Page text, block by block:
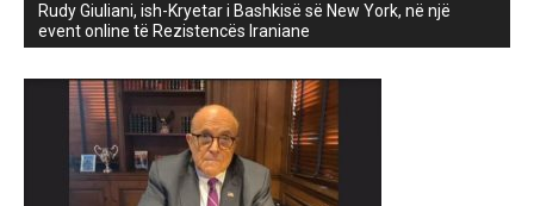
Rudy Giuliani, ish-Kryetar i Bashkisë së New York, në një
event online të Rezistencës Iraniane